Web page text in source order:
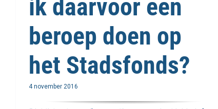
ik daarvoor een
beroep doen op
het Stadsfonds?
4 november 2016